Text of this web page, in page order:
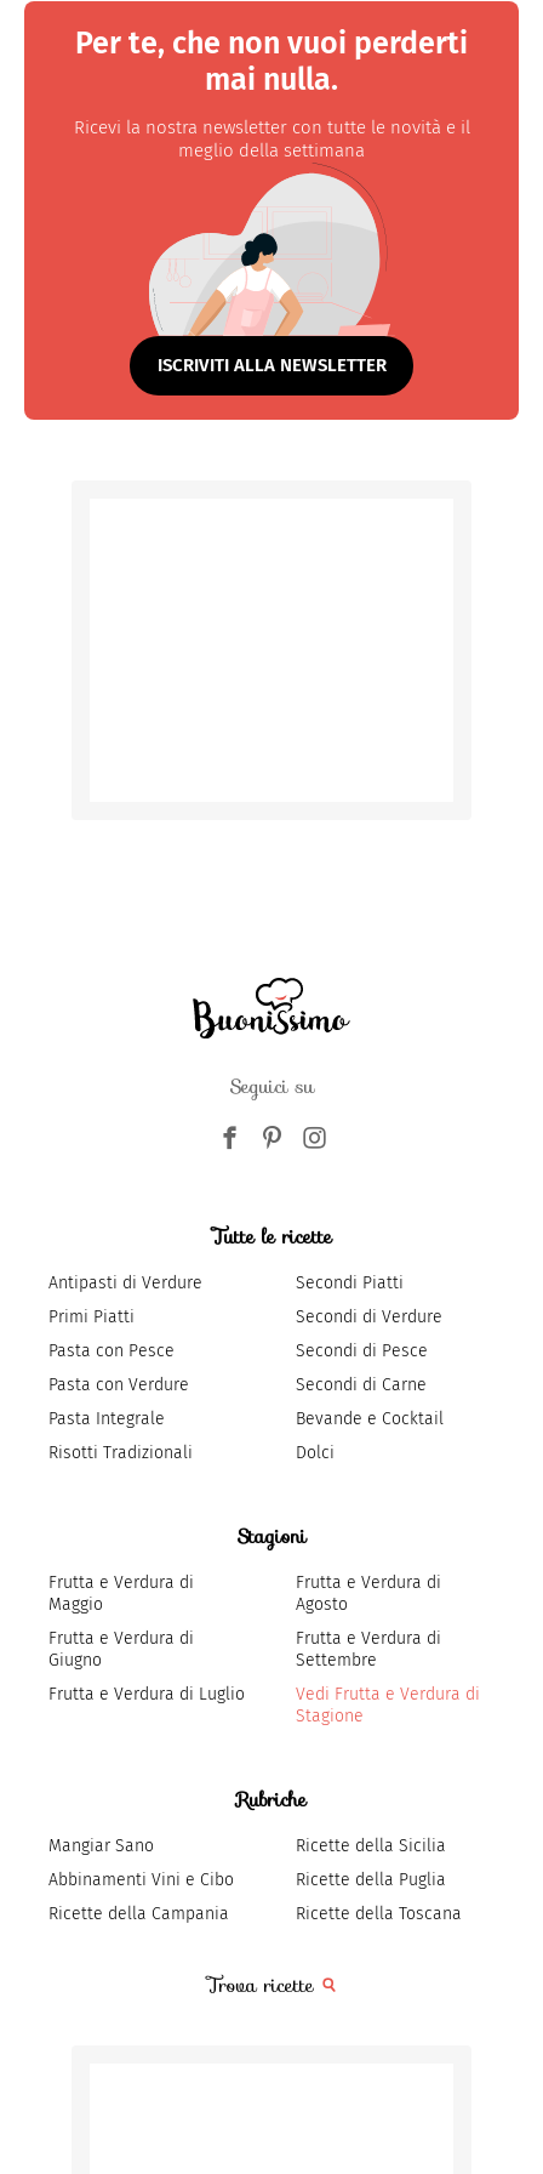
Per te, che non vuoi perderti
mai nulla.
Ricevi la nostra newsletter con tutte le novità e il
meglio della settimana
ISCRIVITI ALLA NEWSLETTER
Seguici su
Tutte le ricette
Antipasti di Verdure
Primi Piatti
Pasta con Pesce
Pasta con Verdure
Pasta Integrale
Risotti Tradizionali
Secondi Piatti
Secondi di Verdure
Secondi di Pesce
Secondi di Carne
Bevande e Cocktail
Dolci
Stagioni
Frutta e Verdura di
Maggio
Frutta e Verdura di
Giugno
Frutta e Verdura di Luglio
Frutta e Verdura di
Agosto
Frutta e Verdura di
Settembre
Vedi Frutta e Verdura di
Stagione
Rubriche
Mangiar Sano
Abbinamenti Vini e Cibo
Ricette della Campania
Ricette della Sicilia
Ricette della Puglia
Ricette della Toscana
Trova ricette